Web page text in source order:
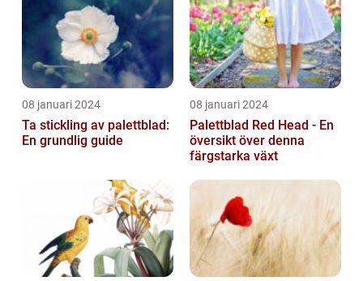
08 januari 2024
Ta stickling av palettblad:
En grundlig guide
08 januari 2024
Palettblad Red Head - En
översikt över denna
färgstarka växt